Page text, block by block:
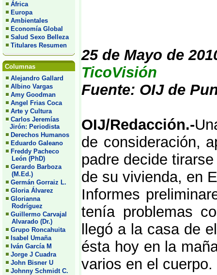
África
Europa
Ambientales
Economía Global
Salud Sexo Belleza
Titulares Resumen
Columnas
Alejandro Gallard
Albino Vargas
Amy Goodman
Angel Frias Coca
Arte y Cultura
Carlos Jeremías
Jirón: Periodista
Derechos Humanos
Eduardo Galeano
Freddy Pacheco
León (PhD)
Gerardo Barboza
(M.Ed.)
Germán Gorraiz L.
Gloria Álvarez
Glorianna
Rodríguez
Guillermo Carvajal
Alvarado (Dr.)
Grupo Roncahuita
Isabel Umaña
Iván García M
Jorge J Cuadra
John Bisner U
Johnny Schmidt C.
25 de Mayo de
TicoVisión
Fuente: OIJ de
OIJ/Redacción.-
de consideración,
padre decide
de su vivienda, en
Informes
tenía problemas
llegó a la casa de
ésta hoy en la
varios en el cuerpo.